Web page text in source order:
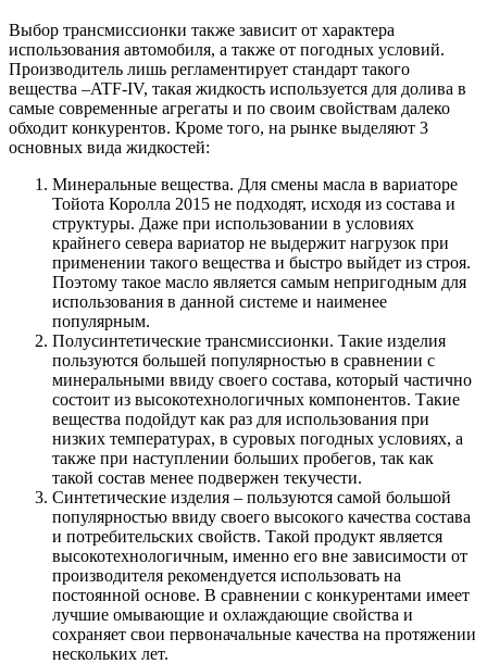
Выбор трансмиссионки также зависит от характера
использования автомобиля, а также от погодных условий.
Производитель лишь регламентирует стандарт такого
вещества –ATF-IV, такая жидкость используется для долива в
самые современные агрегаты и по своим свойствам далеко
обходит конкурентов. Кроме того, на рынке выделяют 3
основных вида жидкостей:
Минеральные вещества. Для смены масла в вариаторе
Тойота Королла 2015 не подходят, исходя из состава и
структуры. Даже при использовании в условиях
крайнего севера вариатор не выдержит нагрузок при
применении такого вещества и быстро выйдет из строя.
Поэтому такое масло является самым непригодным для
использования в данной системе и наименее
популярным.
Полусинтетические трансмиссионки. Такие изделия
пользуются большей популярностью в сравнении с
минеральными ввиду своего состава, который частично
состоит из высокотехнологичных компонентов. Такие
вещества подойдут как раз для использования при
низких температурах, в суровых погодных условиях, а
также при наступлении больших пробегов, так как
такой состав менее подвержен текучести.
Синтетические изделия – пользуются самой большой
популярностью ввиду своего высокого качества состава
и потребительских свойств. Такой продукт является
высокотехнологичным, именно его вне зависимости от
производителя рекомендуется использовать на
постоянной основе. В сравнении с конкурентами имеет
лучшие омывающие и охлаждающие свойства и
сохраняет свои первоначальные качества на протяжении
нескольких лет.